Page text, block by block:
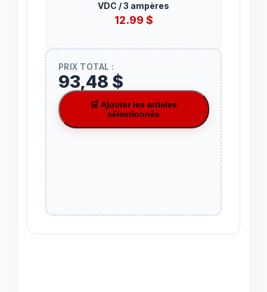
VDC / 3 ampères
12.99 $
PRIX TOTAL :
93,48 $
🛒 Ajouter les articles
sélectionnés